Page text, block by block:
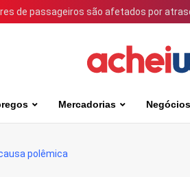
de passageiros são afetados por
Mercadorias Negócios
polêmica